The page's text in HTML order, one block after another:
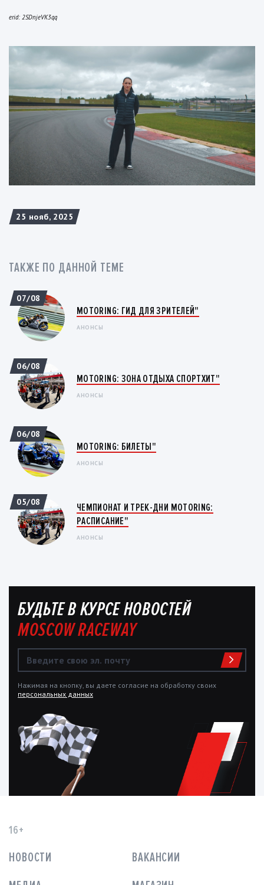
erid: 2SDnjeVK3qq
25 нояб, 2025
ТАКЖЕ ПО ДАННОЙ ТЕМЕ
MOTORING: ГИД ДЛЯ ЗРИТЕЛЕЙ"
АНОНСЫ
07/08
MOTORING: ЗОНА ОТДЫХА СПОРТХИТ"
АНОНСЫ
06/08
MOTORING: БИЛЕТЫ"
АНОНСЫ
06/08
ЧЕМПИОНАТ И ТРЕК-ДНИ MOTORING:
РАСПИСАНИЕ"
АНОНСЫ
05/08
БУДЬТЕ В КУРСЕ НОВОСТЕЙ
MOSCOW RACEWAY
Нажимая на кнопку, вы даете согласие на обработку своих
персональных данных
16+
НОВОСТИ
ВАКАНСИИ